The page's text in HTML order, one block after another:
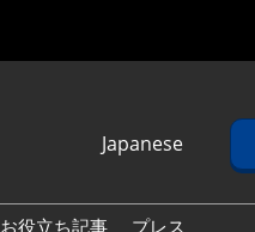
Japanese
English
お役立ち記事 プレス